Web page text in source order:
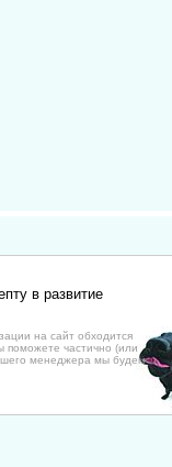
в развитие
на сайт обходится
поможете частично (или
менеджера мы будем